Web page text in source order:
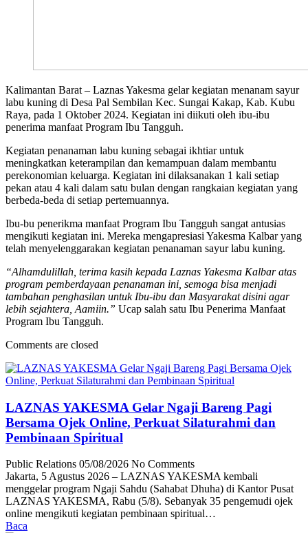
Kalimantan Barat – Laznas Yakesma gelar kegiatan menanam sayur
labu kuning di Desa Pal Sembilan Kec. Sungai Kakap, Kab. Kubu
Raya, pada 1 Oktober 2024. Kegiatan ini diikuti oleh ibu-ibu
penerima manfaat Program Ibu Tangguh.
Kegiatan penanaman labu kuning sebagai ikhtiar untuk
meningkatkan keterampilan dan kemampuan dalam membantu
perekonomian keluarga. Kegiatan ini dilaksanakan 1 kali setiap
pekan atau 4 kali dalam satu bulan dengan rangkaian kegiatan yang
berbeda-beda di setiap pertemuannya.
Ibu-bu penerikma manfaat Program Ibu Tangguh sangat antusias
mengikuti kegiatan ini. Mereka mengapresiasi Yakesma Kalbar yang
telah menyelenggarakan kegiatan penanaman sayur labu kuning.
“Alhamdulillah, terima kasih kepada Laznas Yakesma Kalbar atas
program pemberdayaan penanaman ini, semoga bisa menjadi
tambahan penghasilan untuk Ibu-ibu dan Masyarakat disini agar
lebih sejahtera, Aamiin.” Ucap salah satu Ibu Penerima Manfaat
Program Ibu Tangguh.
Comments are closed
LAZNAS YAKESMA Gelar Ngaji Bareng Pagi
Bersama Ojek Online, Perkuat Silaturahmi dan
Pembinaan Spiritual
Public Relations 05/08/2026 No Comments
Jakarta, 5 Agustus 2026 – LAZNAS YAKESMA kembali
menggelar program Ngaji Sahdu (Sahabat Dhuha) di Kantor Pusat
LAZNAS YAKESMA, Rabu (5/8). Sebanyak 35 pengemudi ojek
online mengikuti kegiatan pembinaan spiritual…
Baca